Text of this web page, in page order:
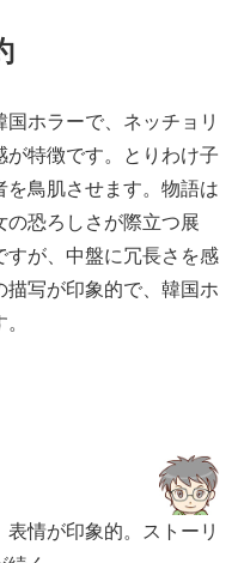
ホラーで、ネッチョリ
が特徴です。とりわけ子
鳥肌させます。物語は
の恐ろしさが際立つ展
すが、中盤に冗長さを感
描写が印象的で、韓国ホ
情が印象的。ストーリ